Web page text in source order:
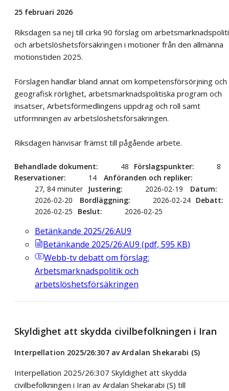
25 februari 2026
Riksdagen sa nej till cirka 90 förslag om
och arbetslöshetsförsäkringen i motioner från den allmänna
motionstiden 2025.
Förslagen handlar bland annat om kompetensförsörjning och
geografisk rörlighet, arbetsmarknadspolitiska program och
insatser, Arbetsförmedlingens uppdrag och roll samt
utformningen av arbetslöshetsförsäkringen.
Riksdagen hänvisar främst till pågående arbete.
Behandlade dokument 48 Förslagspunkter
8
Reservationer
14
Anföranden och repliker
27, 84 minuter
Justering 2026-02-19
Datum
2026-02-20
Bordläggning 2026-02-24 Debatt
2026-02-25
Beslut 2026-02-25
Betänkande 2025/26:AU9
Betänkande 2025/26:AU9 (pdf, 595 KB)
Webb-tvdebatt om förslag:
Arbetsmarknadspolitik och
arbetslöshetsförsäkringen
Skyldighet att skydda civilbefolkningen i Iran
Interpellation 2025/26:307 av Ardalan Shekarabi (S)
Interpellation 2025/26:307 Skyldighet att skydda
civilbefolkningen i Iran av Ardalan Shekarabi (S) till